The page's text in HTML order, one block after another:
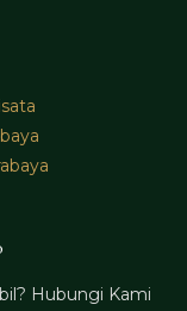
Hubungi Kami